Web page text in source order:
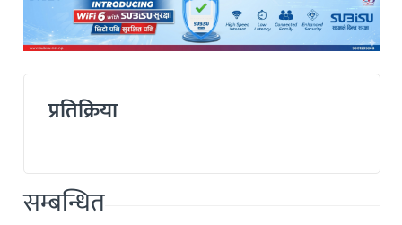
प्रतिक्रिया
सम्बन्धित